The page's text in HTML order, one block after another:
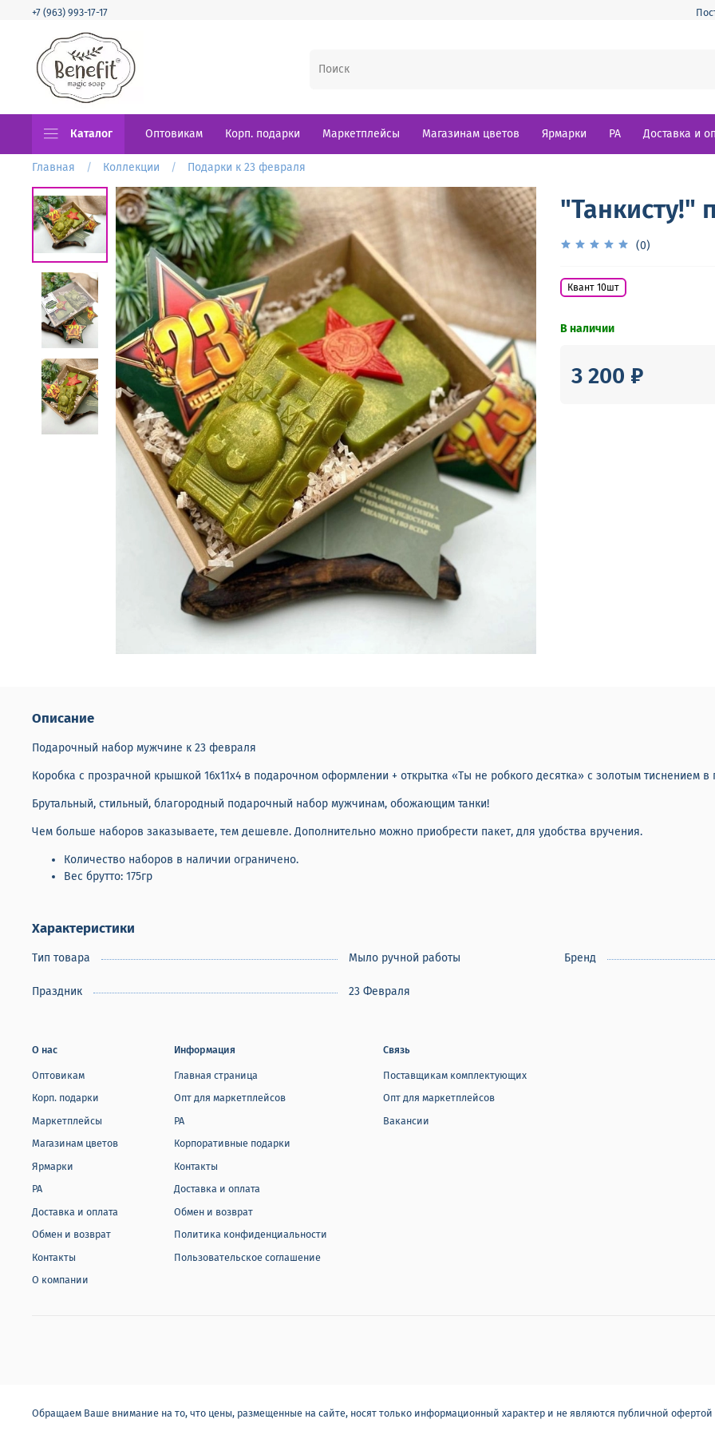
+7 (963) 993-17-17
Каталог Оптовикам Корп. подарки Маркетплейсы Магазинам цветов Ярмарки РА Доставка и
Главная Коллекции Подарки к 23 февраля
"Танкисту!"
(0)
Квант 10шт
В наличии
3 200 ₽
Описание
Подарочный набор мужчине к 23 февраля
Коробка с прозрачной крышкой 16х11х4 в подарочном оформлении + открытка «Ты не робкого десятка» с золотым тиснением в
Брутальный, стильный, благородный подарочный набор мужчинам, обожающим танки!
Чем больше наборов заказываете, тем дешевле. Дополнительно можно приобрести пакет, для удобства вручения.
Количество наборов в наличии ограничено.
Вес брутто: 175гр
Характеристики
Тип товара Мыло ручной работы Бренд
Праздник 23 Февраля
О нас
Оптовикам
Корп. подарки
Маркетплейсы
Магазинам цветов
Ярмарки
РА
Доставка и оплата
Обмен и возврат
Контакты
О компании
Информация
Главная страница
Опт для маркетплейсов
РА
Корпоративные подарки
Контакты
Доставка и оплата
Обмен и возврат
Политика конфиденциальности
Пользовательское соглашение
Связь
Поставщикам комплектующих
Опт для маркетплейсов
Вакансии
Обращаем Ваше внимание на то, что цены, размещенные на сайте, носят только информационный характер и не являются публичной офертой